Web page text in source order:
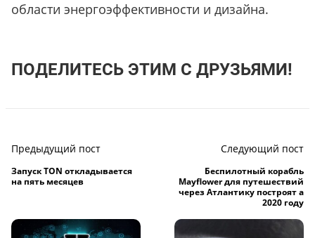
области энергоэффективности и дизайна.
ПОДЕЛИТЕСЬ ЭТИМ С ДРУЗЬЯМИ!
Предыдущий пост
Запуск TON откладывается
на пять месяцев
Следующий пост
Беспилотный корабль
Mayflower для путешествий
через Атлантику построят а
2020 году